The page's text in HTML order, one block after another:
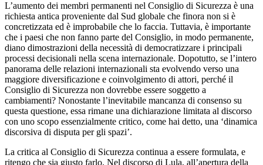
L’aumento dei membri permanenti nel Consiglio di Sicurezza è una
richiesta antica proveniente dal Sud globale che finora non si è
concretizzata ed è improbabile che lo faccia. Tuttavia, è importante
che i paesi che non fanno parte del Consiglio, in modo permanente,
diano dimostrazioni della necessità di democratizzare i principali
processi decisionali nella scena internazionale. Dopotutto, se l’intero
panorama delle relazioni internazionali sta evolvendo verso una
maggiore diversificazione e coinvolgimento di attori, perché il
Consiglio di Sicurezza non dovrebbe essere soggetto a
cambiamenti? Nonostante l’inevitabile mancanza di consenso su
questa questione, essa rimane una dichiarazione limitata al discorso
con uno scopo essenzialmente critico, come hai detto, una ‘dinamica
discorsiva di disputa per gli spazi’.
La critica al Consiglio di Sicurezza continua a essere formulata, e
ritengo che sia giusto farlo. Nel discorso di Lula, all’apertura della